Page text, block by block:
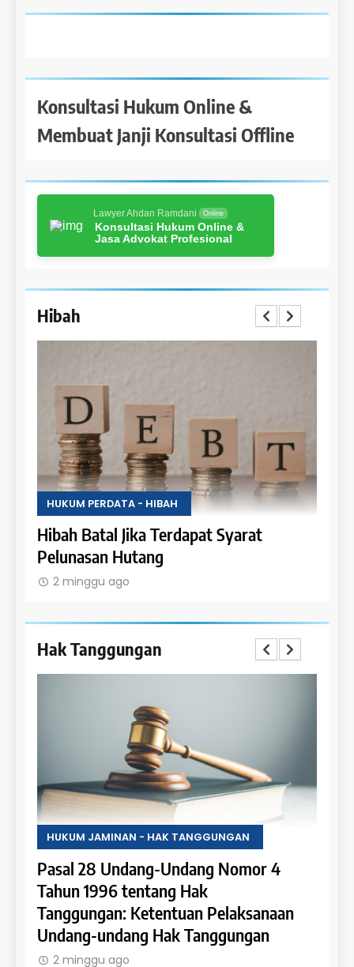
Konsultasi Hukum Online &
Membuat Janji Konsultasi Offline
Lawyer Ahdan Ramdani Online
Konsultasi Hukum Online &
Jasa Advokat Profesional
Hibah
HUKUM PERDATA - HIBAH
Hibah Batal Jika Terdapat Syarat
Pelunasan Hutang
2 minggu ago
Hak Tanggungan
HUKUM JAMINAN - HAK TANGGUNGAN
Pasal 28 Undang-Undang Nomor 4
Tahun 1996 tentang Hak
Tanggungan: Ketentuan Pelaksanaan
Undang-undang Hak Tanggungan
2 minggu ago